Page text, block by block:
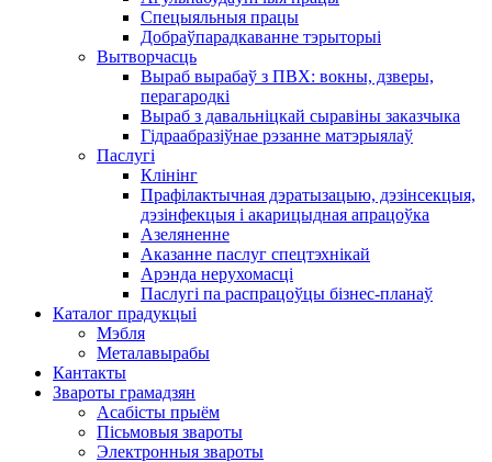
Спецыяльныя працы
Добраўпарадкаванне тэрыторыі
Вытворчасць
Выраб вырабаў з ПВХ: вокны, дзверы,
перагародкі
Выраб з давальніцкай сыравіны заказчыка
Гідраабразіўнае рэзанне матэрыялаў
Паслугі
Клінінг
Прафілактычная дэратызацыю, дэзiнсекцыя,
дэзінфекцыя і акарицыдная апрацоўка
Азеляненне
Аказанне паслуг спецтэхнікай
Арэнда нерухомасці
Паслугі па распрацоўцы бізнес-планаў
Каталог прадукцыі
Мэбля
Металавырабы
Кантакты
Звароты грамадзян
Асабісты прыём
Пісьмовыя звароты
Электронныя звароты